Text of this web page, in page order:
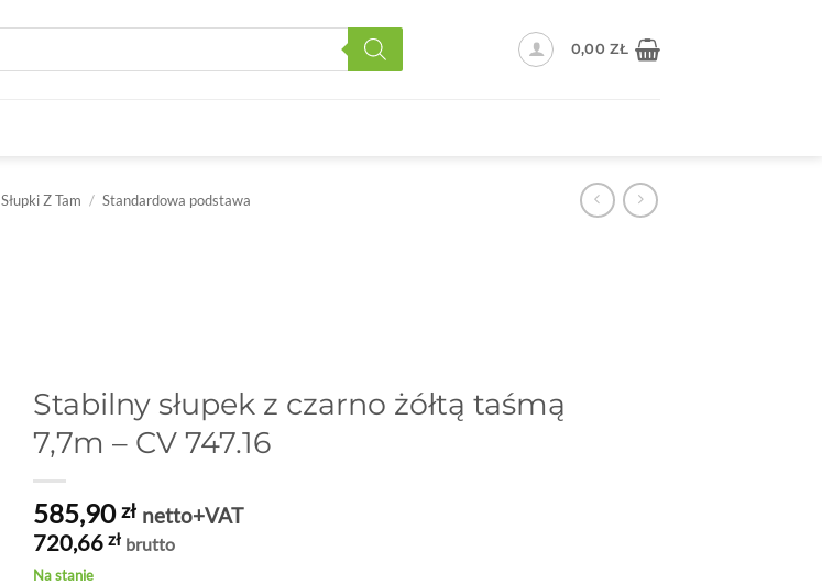
0,00ZŁ
Słupki Z Tam / Standardowa podstawa
Stabilny słupek z czarno żółtą taśmą
7,7m – CV 747.16
585,90zł netto+VAT
720,66 zł brutto
Na stanie